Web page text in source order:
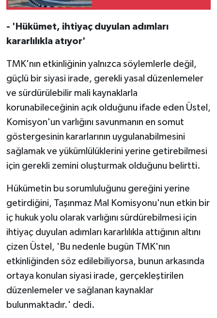
- 'Hükümet, ihtiyaç duyulan adımları
kararlılıkla atıyor'
TMK'nın etkinliğinin yalnızca söylemlerle değil,
güçlü bir siyasi irade, gerekli yasal düzenlemeler
ve sürdürülebilir mali kaynaklarla
korunabileceğinin açık olduğunu ifade eden Üstel,
Komisyon'un varlığını savunmanın en somut
göstergesinin kararlarının uygulanabilmesini
sağlamak ve yükümlülüklerini yerine getirebilmesi
için gerekli zemini oluşturmak olduğunu belirtti.
Hükümetin bu sorumluluğunu gereğini yerine
getirdiğini, Taşınmaz Mal Komisyonu'nun etkin bir
iç hukuk yolu olarak varlığını sürdürebilmesi için
ihtiyaç duyulan adımları kararlılıkla attığının altını
çizen Üstel, 'Bu nedenle bugün TMK'nın
etkinliğinden söz edilebiliyorsa, bunun arkasında
ortaya konulan siyasi irade, gerçekleştirilen
düzenlemeler ve sağlanan kaynaklar
bulunmaktadır.' dedi.